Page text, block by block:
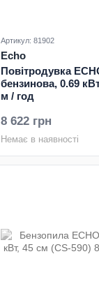
Артикул: 81902
Echo
Повітродувка
бензинова, 0.69
м / год
8 622 грн
Немає в наявності